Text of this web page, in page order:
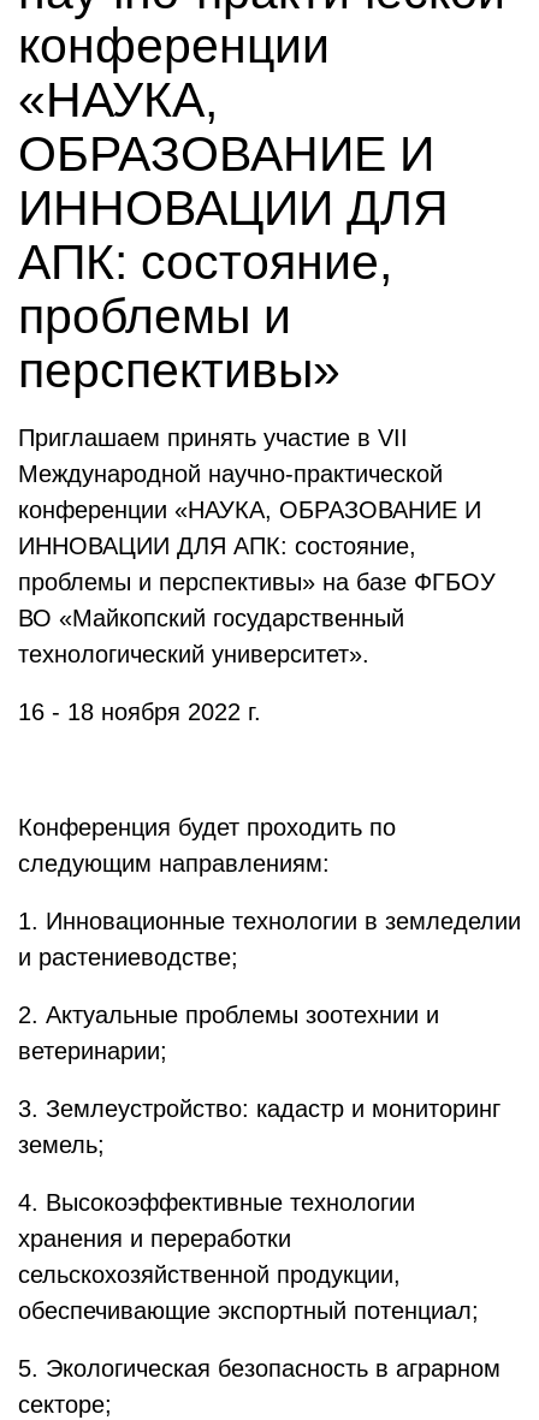
конференции
«НАУКА,
ОБРАЗОВАНИЕ И
ИННОВАЦИИ ДЛЯ
АПК: состояние,
проблемы и
перспективы»
Приглашаем принять участие в VII
Международной научно-практической
конференции «НАУКА, ОБРАЗОВАНИЕ И
ИННОВАЦИИ ДЛЯ АПК: состояние,
проблемы и перспективы» на базе ФГБОУ
ВО «Майкопский государственный
технологический университет».
16 - 18 ноября 2022 г.
Конференция будет проходить по
следующим направлениям:
1. Инновационные технологии в земледелии
и растениеводстве;
2. Актуальные проблемы зоотехнии и
ветеринарии;
3. Землеустройство: кадастр и мониторинг
земель;
4. Высокоэффективные технологии
хранения и переработки
сельскохозяйственной продукции,
обеспечивающие экспортный потенциал;
5. Экологическая безопасность в аграрном
секторе;